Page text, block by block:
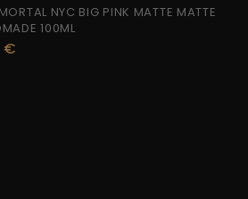
NYC BIG PINK MATTE MATTE
100ML
€